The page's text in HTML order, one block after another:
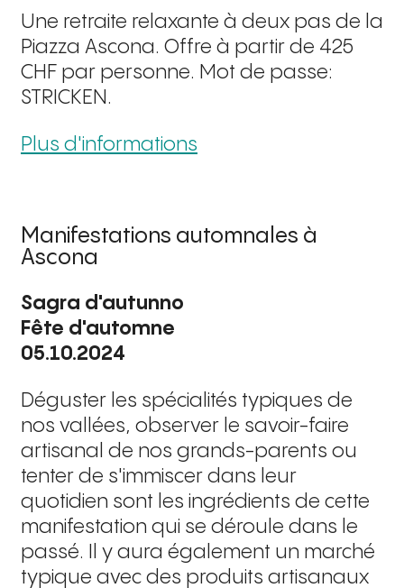
Une retraite relaxante à deux pas de la
Piazza Ascona. Offre à partir de 425
CHF par personne. Mot de passe:
STRICKEN.
Plus d'informations
Manifestations automnales à
Ascona
Sagra d'autunno
Fête d'automne
05.10.2024
Déguster les spécialités typiques de
nos vallées, observer le savoir-faire
artisanal de nos grands-parents ou
tenter de s'immiscer dans leur
quotidien sont les ingrédients de cette
manifestation qui se déroule dans le
passé. Il y aura également un marché
typique avec des produits artisanaux